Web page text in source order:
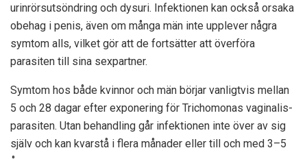
urinrörsutsöndring och dysuri. Infektionen kan också orsaka
obehag i penis, även om många män inte upplever några
symtom alls, vilket gör att de fortsätter att överföra
parasiten till sina sexpartner.
Symtom hos både kvinnor och män börjar vanligtvis mellan
5 och 28 dagar efter exponering för Trichomonas vaginalis-
parasiten. Utan behandling går infektionen inte över av sig
själv och kan kvarstå i flera månader eller till och med 3–5